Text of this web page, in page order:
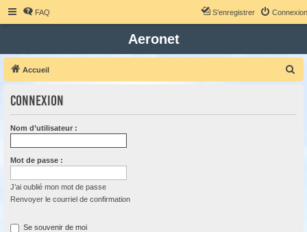
FAQ Connexion
S’enregistrer
Aeronet
Accueil
Connexion
Nom d’utilisateur :
Mot de passe :
J’ai oublié mon mot de passe
Renvoyer le courriel de confirmation
Se souvenir de moi